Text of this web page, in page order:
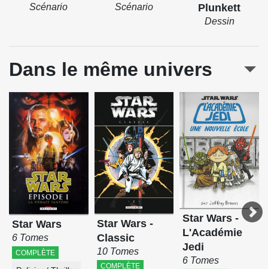
Scénario Scénario
Plunkett
Dessin
Dans le même univers
Star Wars
6 Tomes
COMPLÈTE
Star Wars -
Classic
10 Tomes
COMPLÈTE
Star Wars -
L'Académie
Jedi
6 Tomes